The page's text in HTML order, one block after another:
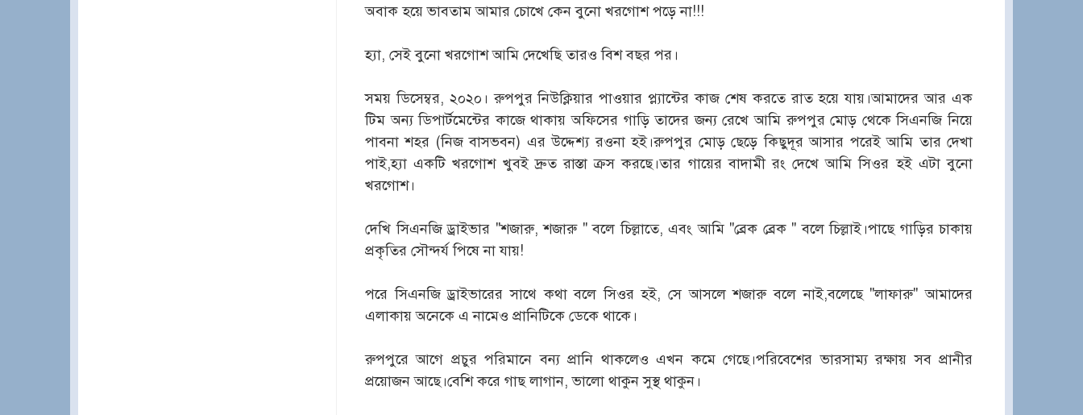
অবাক হয়ে ভাবতাম আমার চোখে কেন বুনো খরগোশ পড়ে না!!!
হ্যা, সেই বুনো খরগোশ আমি দেখেছি তারও বিশ বছর পর।
সময় ডিসেম্বর, ২০২০। রুপপুর নিউক্লিয়ার পাওয়ার প্ল্যান্টের কাজ শেষ করতে রাত হয়ে যায়।আমাদের আর এক
টিম অন্য ডিপার্টমেন্টের কাজে থাকায় অফিসের গাড়ি তাদের জন্য রেখে আমি রুপপুর মোড় থেকে সিএনজি নিয়ে
পাবনা শহর (নিজ বাসভবন) এর উদ্দেশ্য রওনা হই।রুপপুর মোড় ছেড়ে কিছুদূর আসার পরেই আমি তার দেখা
পাই,হ্যা একটি খরগোশ খুবই দ্রুত রাস্তা ক্রস করছে।তার গায়ের বাদামী রং দেখে আমি সিওর হই এটা বুনো
খরগোশ।
দেখি সিএনজি ড্রাইভার "শজারু, শজারু " বলে চিল্লাতে, এবং আমি "ব্রেক ব্রেক " বলে চিল্লাই।পাছে গাড়ির চাকায়
প্রকৃতির সৌন্দর্য পিষে না যায়!
পরে সিএনজি ড্রাইভারের সাথে কথা বলে সিওর হই, সে আসলে শজারু বলে নাই,বলেছে "লাফারু" আমাদের
এলাকায় অনেকে এ নামেও প্রানিটিকে ডেকে থাকে।
রুপপুরে আগে প্রচুর পরিমানে বন্য প্রানি থাকলেও এখন কমে গেছে।পরিবেশের ভারসাম্য রক্ষায় সব প্রানীর
প্রয়োজন আছে।বেশি করে গাছ লাগান, ভালো থাকুন সুস্থ থাকুন।